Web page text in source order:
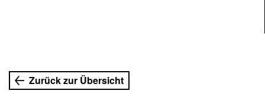
Zurück zur Übersicht